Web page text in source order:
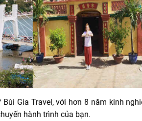
Bùi Gia Travel, với hơn 8 năm kinh
hành trình của bạn.